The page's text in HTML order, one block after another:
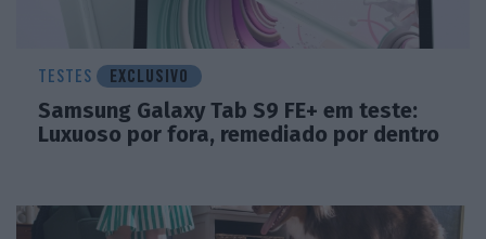
TESTES EXCLUSIVO
Samsung Galaxy Tab S9 FE+ em teste:
Luxuoso por fora, remediado por dentro